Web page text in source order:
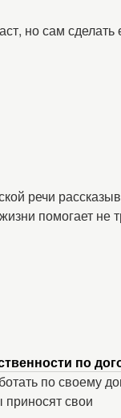
но сам сделать
речи
помогает не
по
по своему
свои